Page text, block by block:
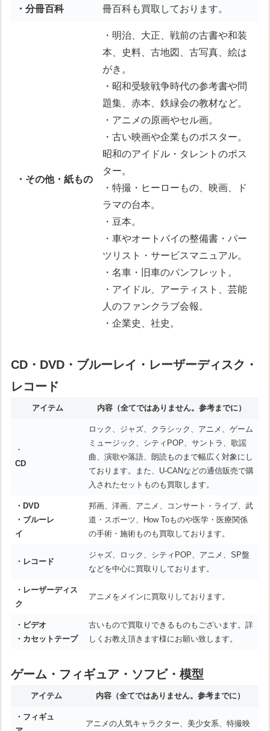
・分冊百科
冊百科も買取しております。
・その他・紙もの
・明治、大正、戦前の古書や和装
本、史料、古地図、古写真、絵は
がき。
・昭和受験戦争時代の参考書や問
題集、赤本、鉄緑会の教材など。
・アニメの原画やセル画。
・古い映画や企業ものポスター。
昭和のアイドル・タレントのポス
ター。
・特撮・ヒーローもの、映画、ド
ラマの台本。
・豆本。
・車やオートバイの整備書・パー
ツリスト・サービスマニュアル。
・名車・旧車のパンフレット。
・アイドル、アーティスト、芸能
人のファンクラブ会報。
・企業史、社史。
CD・DVD・ブルーレイ・レーザーディスク・
レコード
アイテム 内容 （全てではありません。参考までに）
・
CD
ロック、ジャズ、クラシック、アニメ、ゲーム
ミュージック、シティPOP、サントラ、歌謡
曲、演歌や落語、朗読ものまで幅広く対象にし
ております。また、U-CANなどの通信販売で購
入されたセットものも買取します。
・DVD
・ブルーレ
イ
邦画、洋画、アニメ、コンサート・ライブ、武
道・スポーツ、How Toものや医学・医療関係
の手術・施術ものも買取しております。
・レコード
ジャズ、ロック、シティPOP、アニメ、SP盤
などを中心に買取りしております。
・レーザーディス
ク
アニメをメインに買取りしております。
・ビデオ
・カセットテープ
古いもので買取りできるものもございます。詳
しくお教え頂きます様にお願い致します。
ゲーム・フィギュア・ソフビ・模型
アイテム 内容（全てではありません。参考までに）
・フィギュ
アニメの人気キャラクター、美少女系、特撮映